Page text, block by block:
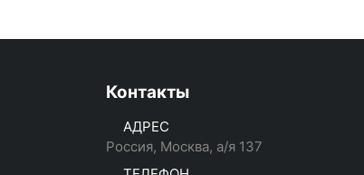
Контакты
АДРЕС
Россия, Москва, а/я 137